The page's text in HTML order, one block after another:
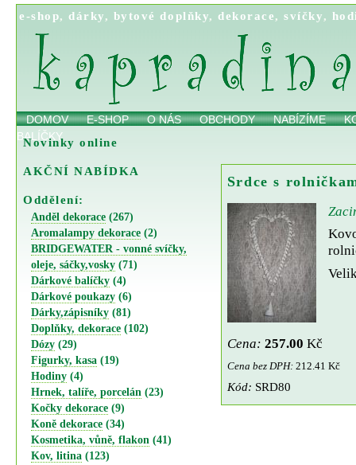
e-shop,dárky, bytové doplňky,dekorace,svíčky,
DOMOV E-SHOP O NÁS OBCHODY NABÍZÍME
BALÍČKY
Novinky online
AKČNÍ NABÍDKA
Oddělení:
Anděl dekorace (267)
Aromalampy dekorace (2)
BRIDGEWATER - vonné svíčky,
oleje, sáčky,vosky (71)
Dárkové balíčky (4)
Dárkové poukazy (6)
Dárky,zápisníky (81)
Doplňky, dekorace (102)
Dózy (29)
Figurky, kasa (19)
Hodiny (4)
Hrnek, talíře, porcelán (23)
Kočky dekorace (9)
Koně dekorace (34)
Kosmetika, vůně, flakon (41)
Kov, litina (123)
Srdce s
Cena: 257.00 Kč
Cena bez DPH:212.41 Kč
Kód: SRD80